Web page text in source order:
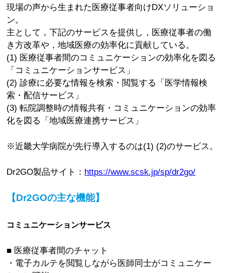
現場の声から生まれた医療従事者向けDXソリューショ
ン。
主として，下記のサービスを提供し，医療従事者の働
き方改革や，地域医療の効率化に貢献している。
(1) 医療従事者間のコミュニケーションの効率化を図る
「コミュニケーションサービス」
(2) 診療に必要な情報を検索・閲覧する「医学情報検
索・配信サービス」
(3) 転院調整時の情報共有・コミュニケーションの効率
化を図る「地域医療連携サービス」
※近畿大学病院が先行導入するのは(1) (2)のサービス。
Dr2GO製品サイト： https://www.scsk.jp/sp/dr2go/
【Dr2GOの主な機能】
コミュニケーションサービス
■ 医療従事者間のチャット
・電子カルテを閲覧しながら医師同士がコミュニケー